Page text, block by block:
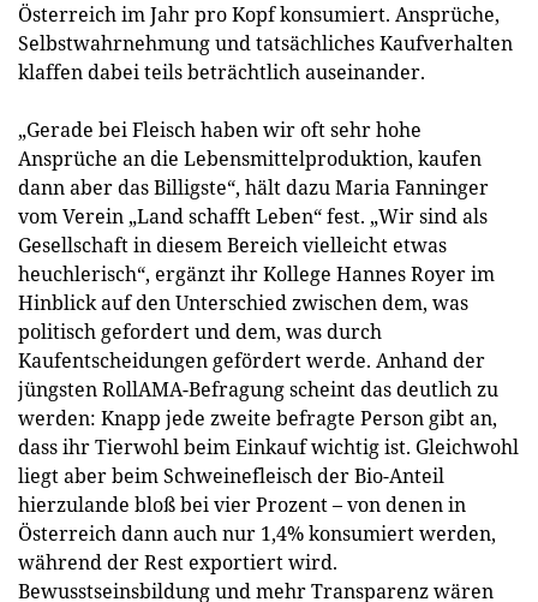
Österreich im Jahr pro Kopf konsumiert. Ansprüche,
Selbstwahrnehmung und tatsächliches Kaufverhalten
klaffen dabei teils beträchtlich auseinander.
„Gerade bei Fleisch haben wir oft sehr hohe
Ansprüche an die Lebensmittelproduktion, kaufen
dann aber das Billigste“, hält dazu Maria Fanninger
vom Verein „Land schafft Leben“ fest. „Wir sind als
Gesellschaft in diesem Bereich vielleicht etwas
heuchlerisch“, ergänzt ihr Kollege Hannes Royer im
Hinblick auf den Unterschied zwischen dem, was
politisch gefordert und dem, was durch
Kaufentscheidungen gefördert werde. Anhand der
jüngsten RollAMA-Befragung scheint das deutlich zu
werden: Knapp jede zweite befragte Person gibt an,
dass ihr Tierwohl beim Einkauf wichtig ist. Gleichwohl
liegt aber beim Schweinefleisch der Bio-Anteil
hierzulande bloß bei vier Prozent – von denen in
Österreich dann auch nur 1,4% konsumiert werden,
während der Rest exportiert wird.
Bewusstseinsbildung und mehr Transparenz wären